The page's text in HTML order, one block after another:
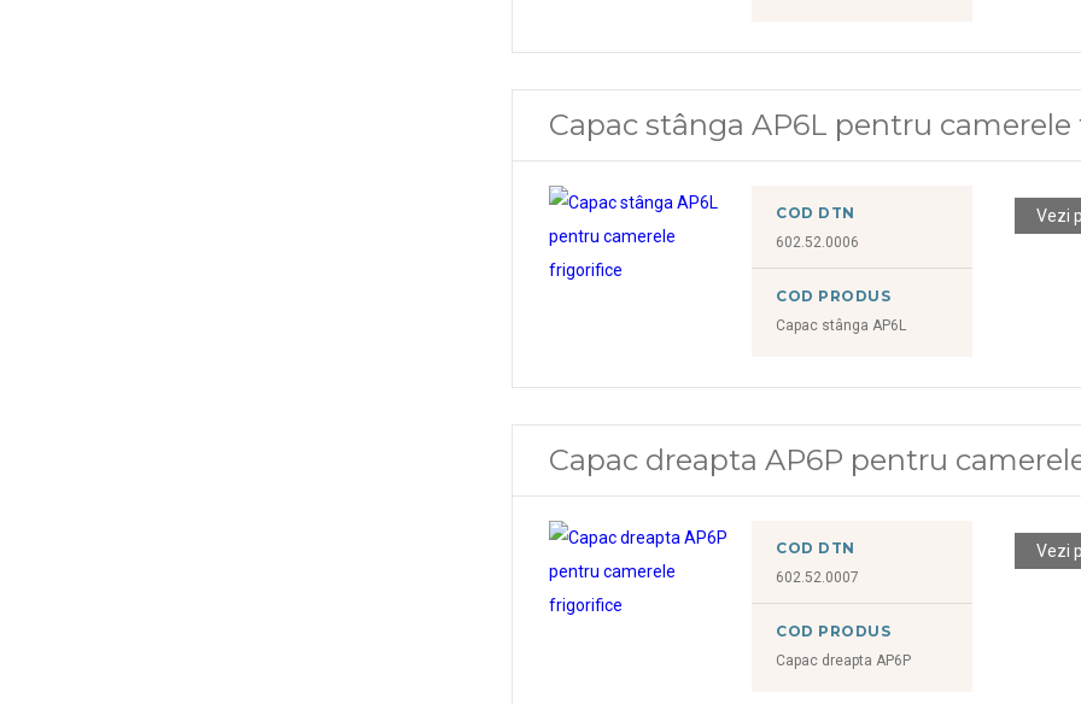
Capac stânga AP6L pentru
COD DTN
602.52.0006
COD PRODUS
Capac stânga AP6L
Vezi
Capac dreapta AP6P pentru
COD DTN
602.52.0007
COD PRODUS
Capac dreapta AP6P
Vezi